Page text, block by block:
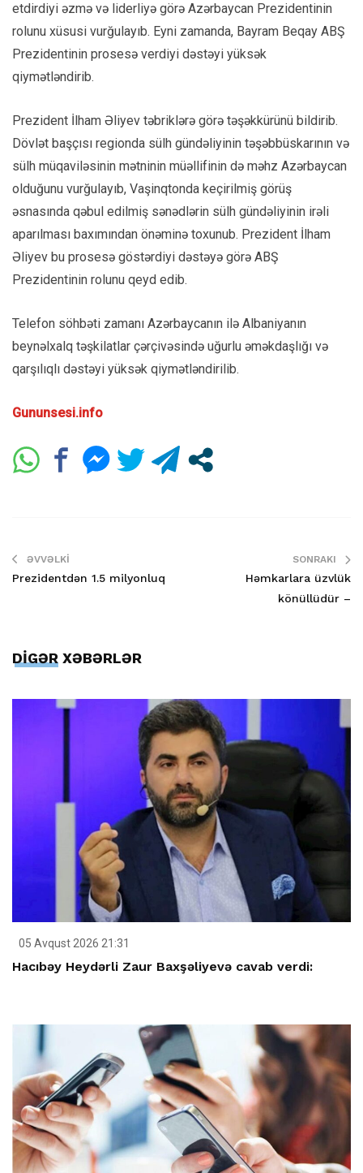
etdirdiyi əzmə və liderliyə görə Azərbaycan Prezidentinin
rolunu xüsusi vurğulayıb. Eyni zamanda, Bayram Beqay ABŞ
Prezidentinin prosesə verdiyi dəstəyi yüksək
qiymətləndirib.
Prezident İlham Əliyev təbriklərə görə təşəkkürünü bildirib.
Dövlət başçısı regionda sülh gündəliyinin təşəbbüskarının və
sülh müqaviləsinin mətninin müəllifinin də məhz Azərbaycan
olduğunu vurğulayıb, Vaşinqtonda keçirilmiş görüş
əsnasında qəbul edilmiş sənədlərin sülh gündəliyinin irəli
aparılması baxımından önəminə toxunub. Prezident İlham
Əliyev bu prosesə göstərdiyi dəstəyə görə ABŞ
Prezidentinin rolunu qeyd edib.
Telefon söhbəti zamanı Azərbaycanın ilə Albaniyanın
beynəlxalq təşkilatlar çərçivəsində uğurlu əməkdaşlığı və
qarşılıqlı dəstəyi yüksək qiymətləndirilib.
Gununsesi.info
ƏVVƏLKI
Prezidentdən 1.5 milyonluq
SONRAKI
Həmkarlara üzvlük
könüllüdür –
DİGƏR XƏBƏRLƏR
05 Avqust 2026 21:31
Hacıbəy Heydərli Zaur Baxşəliyevə cavab verdi: